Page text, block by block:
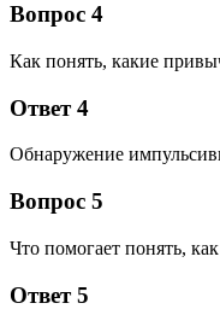
Вопрос 4
Как понять, какие
Ответ 4
Обнаружение
Вопрос 5
Что помогает понять,
Ответ 5